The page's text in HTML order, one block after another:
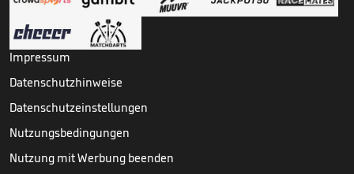
Impressum
Datenschutzhinweise
Datenschutzeinstellungen
Nutzungsbedingungen
Nutzung mit Werbung beenden